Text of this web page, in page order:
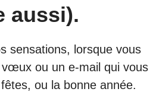
aussi).
sensations, lorsque vous
ou un e-mail qui vous
ou la bonne année.